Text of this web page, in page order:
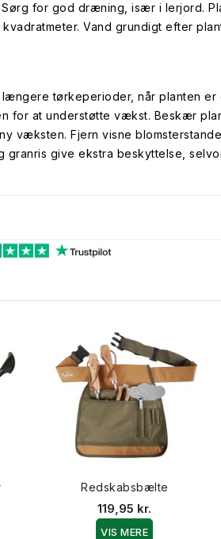
for god dræning, især i lerjord.
Vand grundigt efter
tørkeperioder, når planten
for at understøtte vækst. Beskær
væksten. Fjern visne
give ekstra beskyttelse,
Redskabsbælte
119,95 kr.
VIS MERE